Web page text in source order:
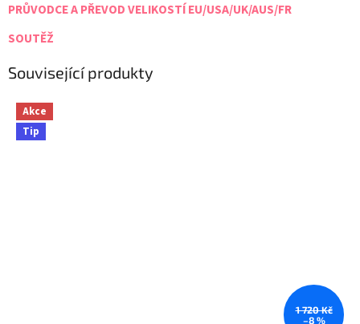
PRŮVODCE A PŘEVOD VELIKOSTÍ EU/USA/UK/AUS/FR
SOUTĚŽ
Související produkty
Akce
Tip
1 720 Kč
–8 %